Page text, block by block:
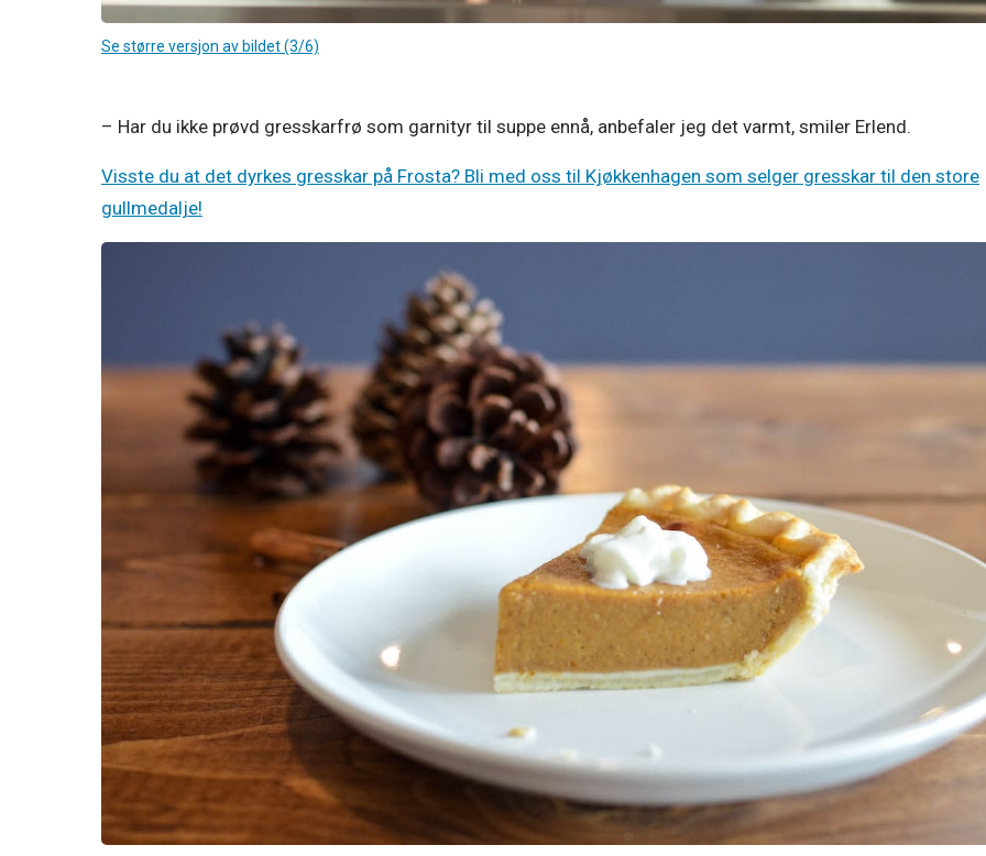
Se større versjon av bildet (3/6)
– Har du ikke prøvd gresskarfrø som garnityr til suppe ennå, anbefaler jeg det varmt, smiler Erlend.
Visste du at det dyrkes gresskar på Frosta? Bli med oss til Kjøkkenhagen som selger gresskar til den store
gullmedalje!